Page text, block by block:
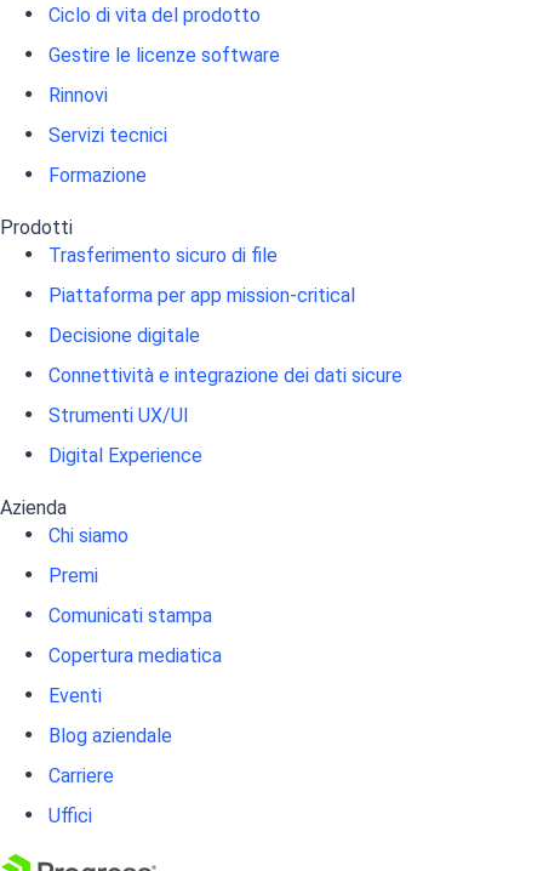
Ciclo di vita del prodotto
Gestire le licenze software
Rinnovi
Servizi tecnici
Formazione
Prodotti
Trasferimento sicuro di file
Piattaforma per app mission-critical
Decisione digitale
Connettività e integrazione dei dati sicure
Strumenti UX/UI
Digital Experience
Azienda
Chi siamo
Premi
Comunicati stampa
Copertura mediatica
Eventi
Blog aziendale
Carriere
Uffici